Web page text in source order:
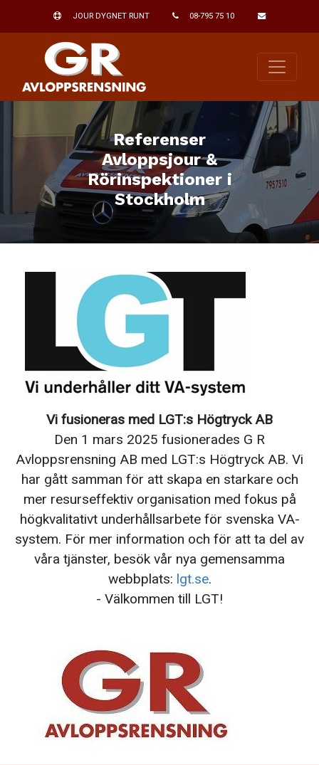
JOUR DYGNET RUNT 08-795 75 10
Referenser
Avloppsjour &
Rörinspektioner i
Stockholm
Vi fusioneras med LGT:s Högtryck AB
Den 1 mars 2025 fusionerades G R
Avloppsrensning AB med LGT:s Högtryck AB. Vi
har gått samman för att skapa en starkare och
mer resurseffektiv organisation med fokus på
högkvalitativt underhållsarbete för svenska VA-
system. För mer information och för att ta del av
våra tjänster, besök vår nya gemensamma
webbplats: lgt.se.
- Välkommen till LGT!